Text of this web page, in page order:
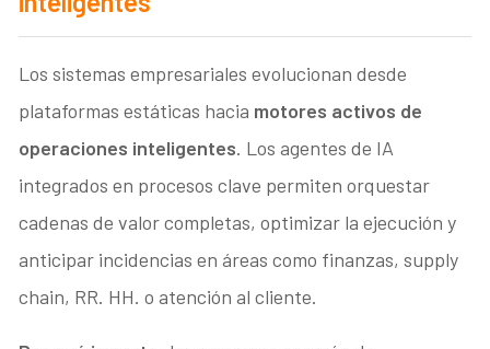
Los sistemas empresariales evolucionan desde
plataformas estáticas hacia motores activos de
operaciones inteligentes. Los agentes de IA
integrados en procesos clave permiten orquestar
cadenas de valor completas, optimizar la ejecución y
anticipar incidencias en áreas como finanzas, supply
chain, RR. HH. o atención al cliente.